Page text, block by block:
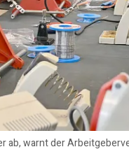
warnt der